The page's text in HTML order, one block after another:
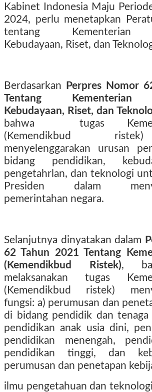
Kabinet Indonesia Maju
2024, perlu menetapkan
tentang Kementerian
Kebudayaan, Riset, dan
Berdasarkan
Perpres Nomor
Tentang Kementerian
Kebudayaan, Riset, dan
bahwa
tugas
(Kemendikbud
menyelenggarakan urusan
bidang pendidikan,
pengetahrlan, dan teknologi
Presiden dalam
pemerintahan negara.
Selanjutnya dinyatakan dalam
62 Tahun 2021 Tentang
(Kemendikbud Ristek),
melaksanakan tugas
(Kemendikbud ristek)
fungsi: a) perumusan dan
di bidang pendidik dan tenaga
pendidikan anak usia dini,
pendidikan menengah,
pendidikan tinggi, dan
perumusan dan penetapan
ilmu pengetahuan dan